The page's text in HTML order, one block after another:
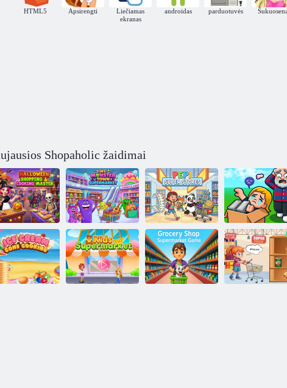
HTML5 Apsirengti
Liečiamas
ekranas
androidas parduotuvės
Shopaholic žaidimai
Helovino
pirkinių ir
maisto
gaminimo
meistras
Mano Monster
Town prekybos
centras
Pepi Super
parduotuvės
Obby kiemo
išpardavimas